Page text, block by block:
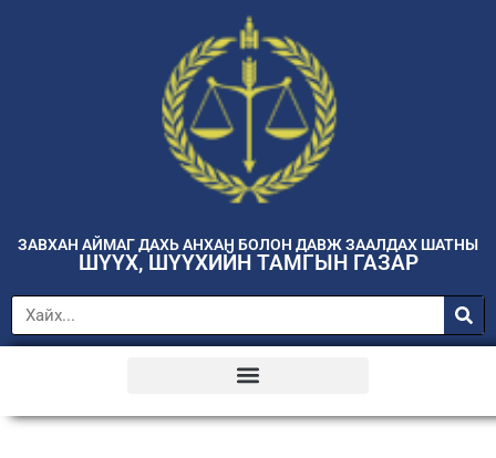
ЗАВХАН АЙМАГ ДАХЬ АНХАН БОЛОН ДАВЖ ЗААЛДАХ ШАТНЫ
ШҮҮХ, ШҮҮХИЙН ТАМГЫН ГАЗАР